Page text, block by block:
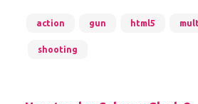
action gun html5
shooting